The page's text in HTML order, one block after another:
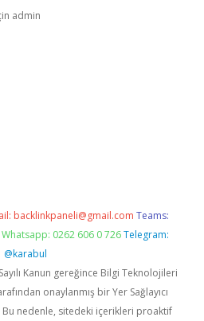
admin
backlinkpaneli@gmail.com Teams:
Whatsapp: 0262 606 0 726 Telegram:
@karabul
Kanun gereğince Bilgi Teknolojileri
onaylanmış bir Yer Sağlayıcı
nedenle, sitedeki içerikleri proaktif